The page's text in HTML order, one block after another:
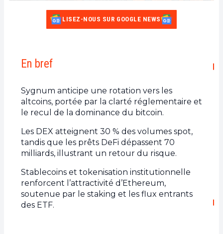
LISEZ-NOUS SUR GOOGLE NEWS
En bref
Sygnum anticipe une rotation vers les
altcoins, portée par la clarté réglementaire et
le recul de la dominance du bitcoin.
Les DEX atteignent 30 % des volumes spot,
tandis que les prêts DeFi dépassent 70
milliards, illustrant un retour du risque.
Stablecoins et tokenisation institutionnelle
renforcent l’attractivité d’Ethereum,
soutenue par le staking et les flux entrants
des ETF.